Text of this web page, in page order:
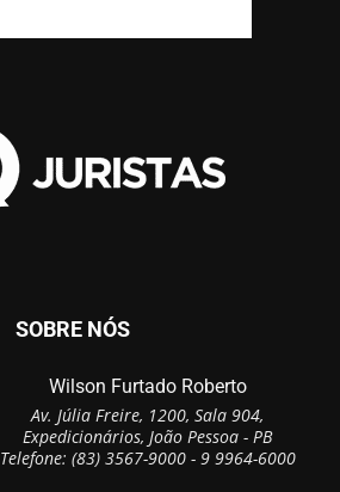
SOBRE NÓS
Wilson Furtado Roberto
Av. Júlia Freire, 1200, Sala 904,
Expedicionários, João Pessoa - PB
Telefone: (83) 3567-9000 - 9 9964-6000